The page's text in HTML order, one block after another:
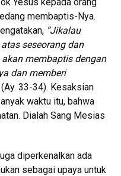
membaptis-Nya.
“Jikalau
seseorang dan
membaptis dengan
dan memberi
33-34). Kesaksian
waktu itu, bahwa
Dialah Sang Mesias
diperkenalkan ada
sebagai upaya untuk